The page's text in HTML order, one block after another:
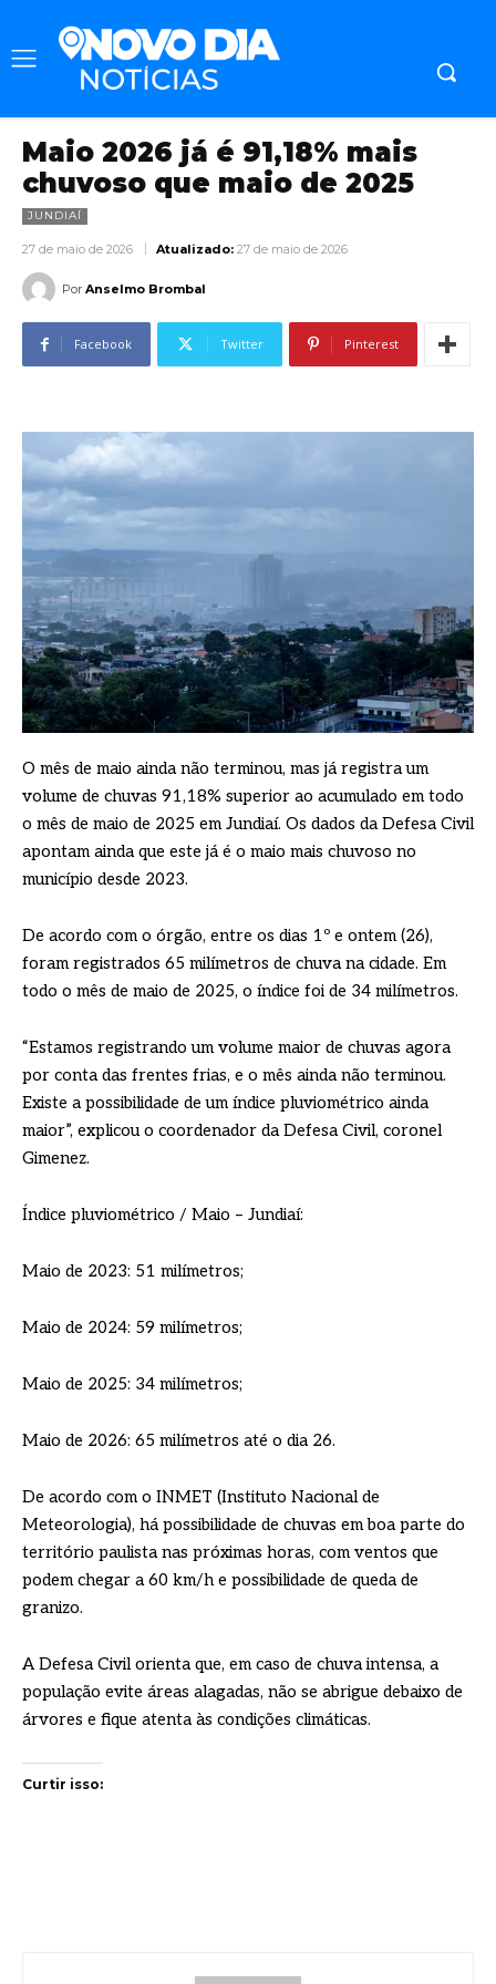
Maio 2026 já é 91,18% mais
chuvoso que maio de 2025
JUNDIAÍ
27 de maio de 2026 Atualizado: 27 de maio de 2026
Por Anselmo Brombal
Facebook Twitter Pinterest
O mês de maio ainda não terminou, mas já registra um
volume de chuvas 91,18% superior ao acumulado em todo
o mês de maio de 2025 em Jundiaí. Os dados da Defesa Civil
apontam ainda que este já é o maio mais chuvoso no
município desde 2023.
De acordo com o órgão, entre os dias 1º e ontem (26),
foram registrados 65 milímetros de chuva na cidade. Em
todo o mês de maio de 2025, o índice foi de 34 milímetros.
“Estamos registrando um volume maior de chuvas agora
por conta das frentes frias, e o mês ainda não terminou.
Existe a possibilidade de um índice pluviométrico ainda
maior”, explicou o coordenador da Defesa Civil, coronel
Gimenez.
Índice pluviométrico / Maio – Jundiaí:
Maio de 2023: 51 milímetros;
Maio de 2024: 59 milímetros;
Maio de 2025: 34 milímetros;
Maio de 2026: 65 milímetros até o dia 26.
De acordo com o INMET (Instituto Nacional de
Meteorologia), há possibilidade de chuvas em boa parte do
território paulista nas próximas horas, com ventos que
podem chegar a 60 km/h e possibilidade de queda de
granizo.
A Defesa Civil orienta que, em caso de chuva intensa, a
população evite áreas alagadas, não se abrigue debaixo de
árvores e fique atenta às condições climáticas.
Curtir isso: